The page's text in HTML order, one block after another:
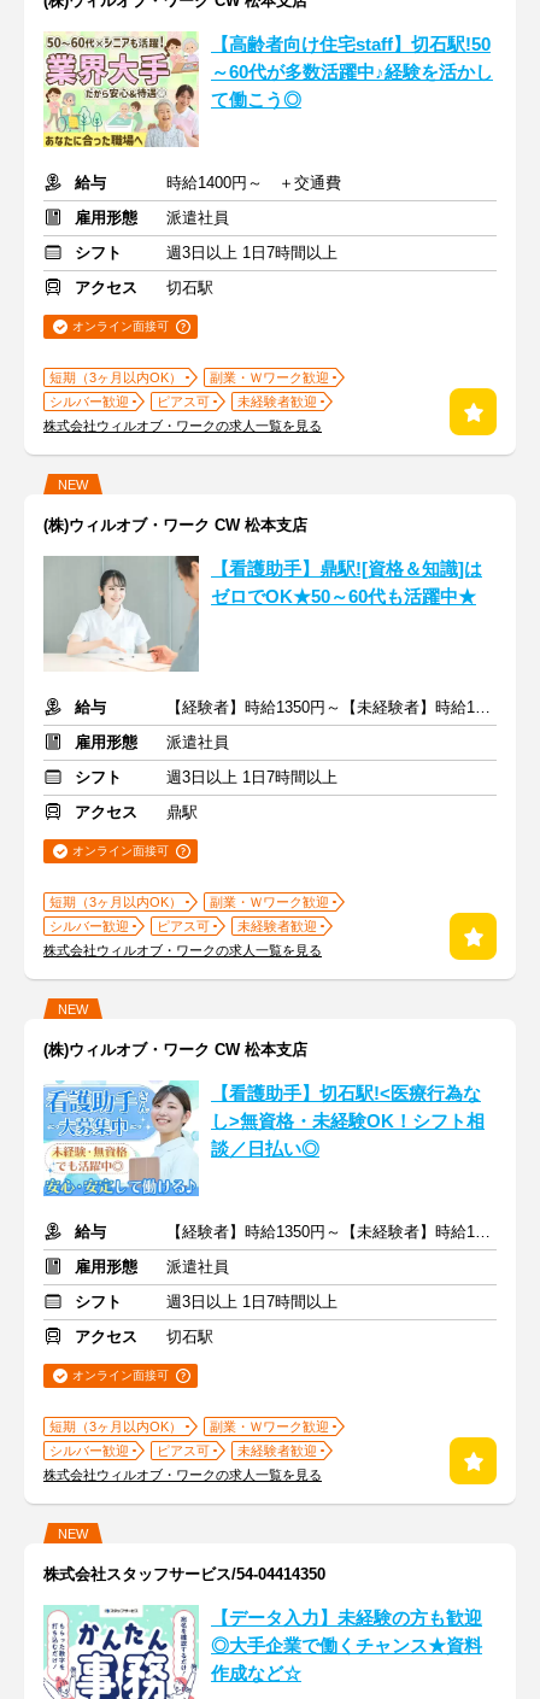
【高齢者向け住宅staff】切石駅!50
～60代が多数活躍中♪経験を活かし
て働こう◎
給与
時給1400円～ ＋交通費
雇用形態
派遣社員
シフト
週3日以上 1日7時間以上
アクセス
切石駅
オンライン面接可
短期（3ヶ月以内OK）
副業・Ｗワーク歓迎
シルバー歓迎
ピアス可
未経験者歓迎
株式会社ウィルオブ・ワークの求人一覧を見る
NEW
(株)ウィルオブ・ワーク CW 松本支店
【看護助手】鼎駅![資格＆知識]は
ゼロでOK★50～60代も活躍中★
給与
【経験者】時給1350円～【未経験者】時給1150円～ ＋交通費
雇用形態
派遣社員
シフト
週3日以上 1日7時間以上
アクセス
鼎駅
オンライン面接可
短期（3ヶ月以内OK）
副業・Ｗワーク歓迎
シルバー歓迎
ピアス可
未経験者歓迎
株式会社ウィルオブ・ワークの求人一覧を見る
NEW
(株)ウィルオブ・ワーク CW 松本支店
【看護助手】切石駅!<医療行為な
し>無資格・未経験OK！シフト相
談／日払い◎
給与
【経験者】時給1350円～【未経験者】時給1150円～ ＋交通費
雇用形態
派遣社員
シフト
週3日以上 1日7時間以上
アクセス
切石駅
オンライン面接可
短期（3ヶ月以内OK）
副業・Ｗワーク歓迎
シルバー歓迎
ピアス可
未経験者歓迎
株式会社ウィルオブ・ワークの求人一覧を見る
NEW
株式会社スタッフサービス/54-04414350
【データ入力】未経験の方も歓迎
◎大手企業で働くチャンス★資料
作成など☆